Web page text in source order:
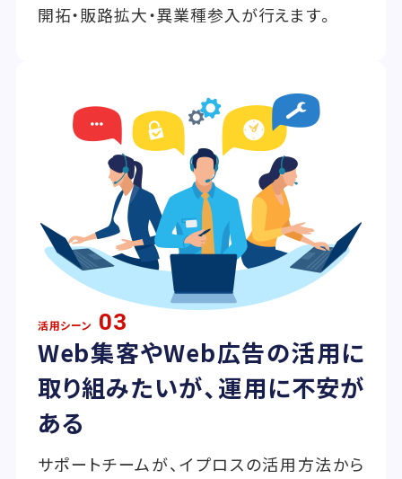
開拓・販路拡大・異業種参入が行えます。
活用シーン 03
Web集客やWeb広告の活用に
取り組みたいが、運用に不安が
ある
サポートチームが、イプロスの活用方法から